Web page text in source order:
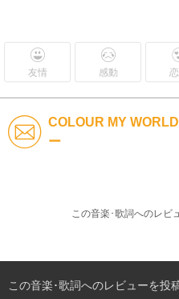
友情 感動
COLOUR MY
ー
この音楽･歌詞へのレビ
この音楽･歌詞へのレビューを投